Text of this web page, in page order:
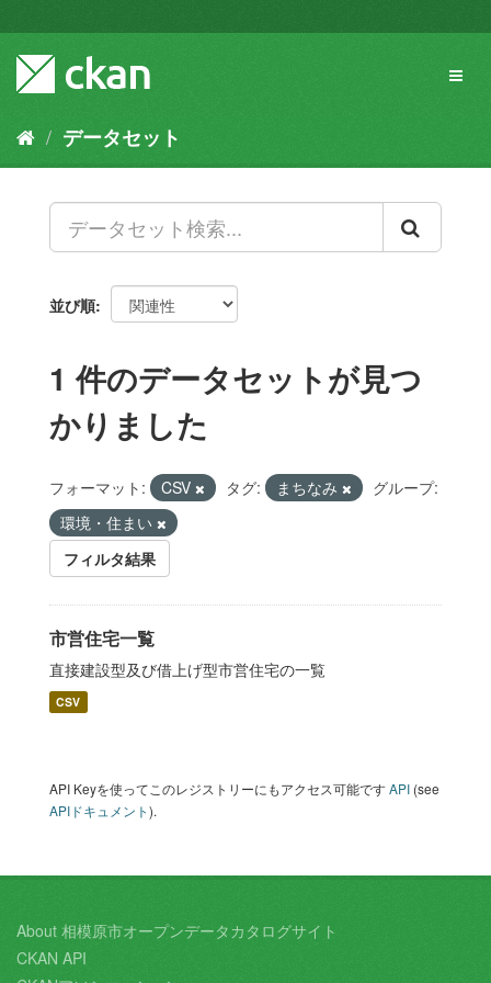
キ
容
データセット
並び順
1 件のデータセットが見つ
かりました
フォーマット: CSV タグ: まちなみ
グループ:
環境・住まい
フィルタ結果
市営住宅一覧
直接建設型及び借上げ型市営住宅の一覧
CSV
API Keyを使ってこのレジストリーにもアクセス可能ですAPI (see
APIドキュメント).
About 相模原市オープンデータカタログサイト
CKAN API